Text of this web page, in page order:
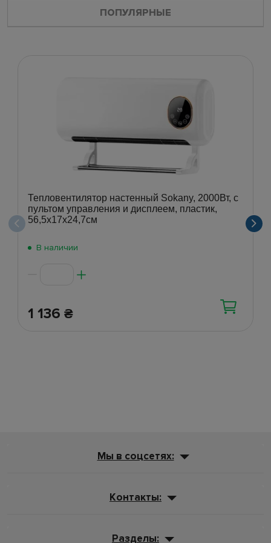
ПОПУЛЯРНЫЕ
Тепловентилятор настенный Sokany, 2000Вт, с
пультом управления и дисплеем, пластик,
56,5x17x24,7см
В наличии
1 136 ₴
Мы в соцсетях:
Контакты:
Разделы: